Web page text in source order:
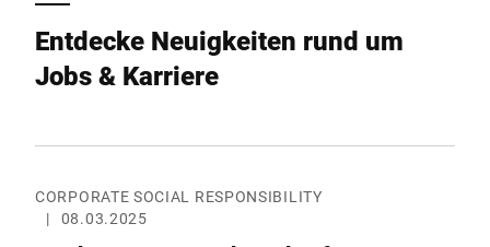
Entdecke Neuigkeiten rund um
Jobs & Karriere
CORPORATE SOCIAL RESPONSIBILITY
| 08.03.2025